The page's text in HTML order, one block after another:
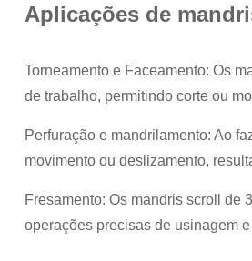
Aplicações de
Torneamento e Faceamento: Os
de trabalho, permitindo corte ou
Perfuração e mandrilamento: Ao
movimento ou deslizamento,
Fresamento: Os mandris scroll de
operações precisas de usinagem